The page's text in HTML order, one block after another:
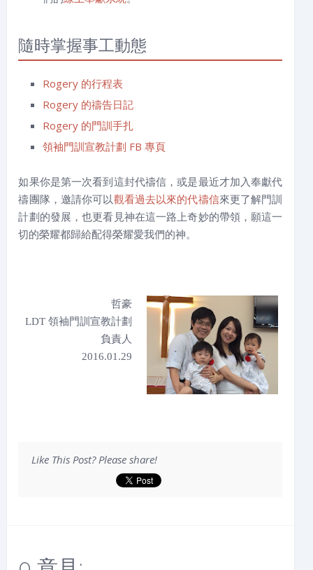
隨時掌握事工動態
Rogery 的行程表
Rogery 的禱告日記
Rogery 的門訓手扎
領袖門訓宣教計劃 FB 專頁
如果你是第一次看到這封代禱信，或是最近才加入奉獻代
禱團隊，邀請你可以觀看過去以來的代禱信來更了解門訓
計劃的發展，也更看見神在這一路上奇妙的帶領，願這一
切的榮耀都歸給配得榮耀愛我們的神。
哲豪
LDT 領袖門訓宣教計劃
負責人
2016.01.29
Like This Post? Please share!